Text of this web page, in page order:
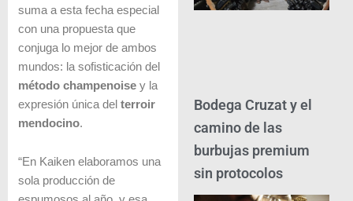
suma a esta fecha especial
con una propuesta que
conjuga lo mejor de ambos
mundos: la sofisticación del
método champenoisey la
expresión única del terroir
mendocino.
“En Kaiken elaboramos una
sola producción de
Bodega Cruzat y el
camino de las
burbujas premium
sin protocolos